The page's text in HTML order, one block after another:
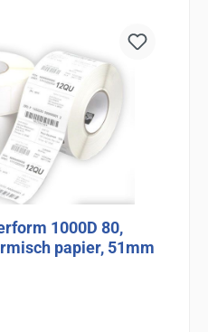
1000D 80,
papier, 51mm